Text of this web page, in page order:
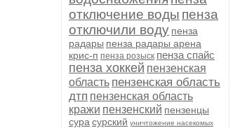
отключение воды пенза
отключили воду пенза
радары пенза радары арена
крис-п пенза розыск пенза спайс
пенза хоккей пензенская
область пензенская область
дтп пензенская область
кражи пензенский пензенцы
сура сурский уничтожение насекомых